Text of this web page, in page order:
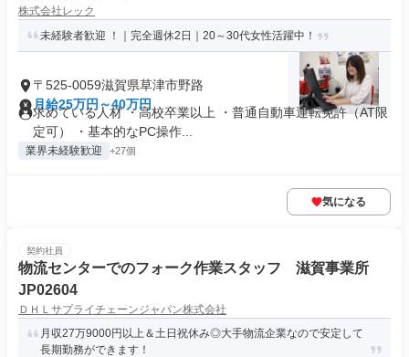
株式会社レック
未経験者歓迎 ！｜完全週休2日｜20～30代女性活躍中！
〒525-0059滋賀県草津市野路
月給25万円～40万円
求めている人材 ・高校卒業以上 ・普通自動車運転免許（AT限
定可） ・基本的なPC操作...
業界未経験歓迎 +27個
気になる
契約社員
物流センターでのフォーク作業スタッフ 滋賀事業所
JP02604
ＤＨＬサプライチェーンジャパン株式会社
月収27万9000円以上＆土日祝休み◎大手物流企業なので安定して
長期勤務ができます！